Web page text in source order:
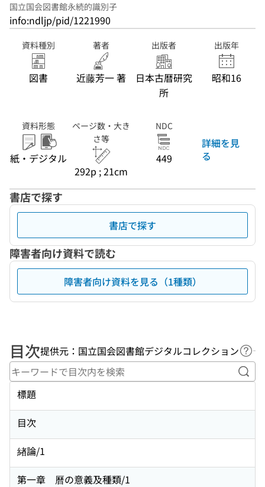
国立国会図書館永続的識別子
info:ndljp/pid/1221990
資料種別
図書
著者
近藤芳一 著
出版者
日本古暦研究
所
出版年
昭和16
資料形態
紙・デジタル
ページ数・大き
さ等
292p ; 21cm
NDC
449
詳細を見
る
書店で探す
書店で探す
障害者向け資料で読む
障害者向け資料を見る（1種類）
目次提供元：国立国会図書館デジタルコレクション ヘ
キ
標題
目次
緖論/1
第一章 曆の意義及種類/1